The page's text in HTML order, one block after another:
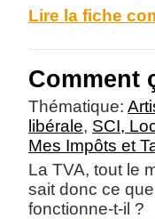
Lire la fiche
Comment
Thématique:
libérale, SCI,
Mes Impôts et
La TVA, tout le
sait donc ce
fonctionne-t-il ?